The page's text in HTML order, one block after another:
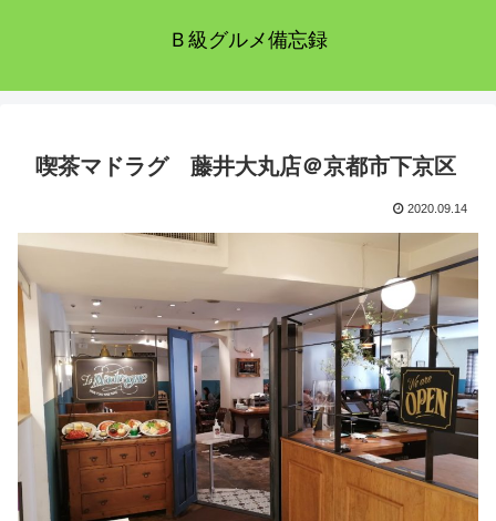
Ｂ級グルメ備忘録
喫茶マドラグ 藤井大丸店＠京都市下京区
2020.09.14